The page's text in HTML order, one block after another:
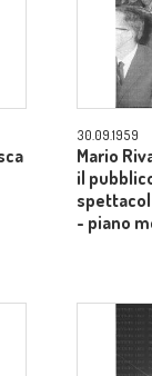
30.09.1959
Mario
il
- piano